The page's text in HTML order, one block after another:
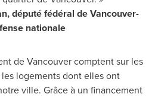
député fédéral de Vancouver-
nationale
deVancouvercomptent sur les
logements dont elles ont
ville. Grâce à un financement